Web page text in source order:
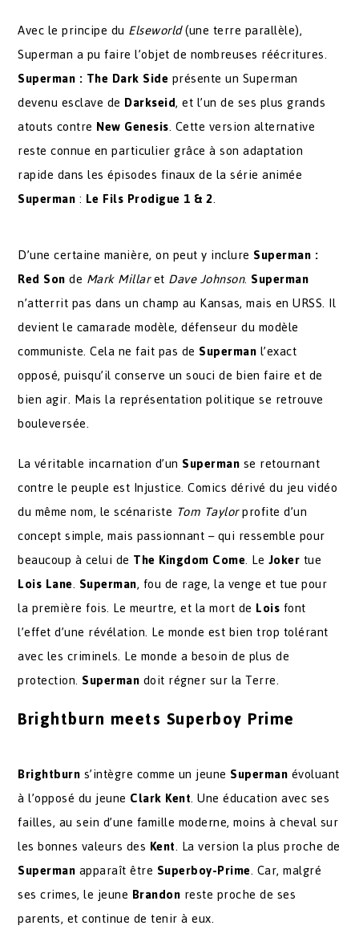
Avec le principe du Elseworld(une terre parallèle),
Superman a pu faire l’objet de nombreuses réécritures.
Superman : The Dark Sideprésente un Superman
devenu esclave de Darkseid, et l’un de ses plus grands
atouts contre New Genesis. Cette version alternative
reste connue en particulier grâce à son adaptation
rapide dans les épisodes finaux de la série animée
Superman: Le Fils Prodigue 1 & 2.
D’une certaine manière, on peut y inclure Superman :
Red Sonde Mark Millaret Dave Johnson. Superman
n’atterrit pas dans un champ au Kansas, mais en URSS. Il
devient le camarade modèle, défenseur du modèle
communiste. Cela ne fait pas de Supermanl’exact
opposé, puisqu’il conserve un souci de bien faire et de
bien agir. Mais la représentation politique se retrouve
bouleversée.
La véritable incarnation d’un Supermanse retournant
contre le peuple est Injustice. Comics dérivé du jeu vidéo
du même nom, le scénariste Tom Taylorprofite d’un
concept simple, mais passionnant – qui ressemble pour
beaucoup à celui de The Kingdom Come. Le Jokertue
Lois Lane. Superman, fou de rage, la venge et tue pour
la première fois. Le meurtre, et la mort de Loisfont
l’effet d’une révélation. Le monde est bien trop tolérant
avec les criminels. Le monde a besoin de plus de
protection. Supermandoit régner sur la Terre.
Brightburn meets Superboy Prime
Brightburns’intègre comme un jeune Supermanévoluant
à l’opposé du jeune Clark Kent. Une éducation avec ses
failles, au sein d’une famille moderne, moins à cheval sur
les bonnes valeurs des Kent. La version la plus proche de
Supermanapparaît être Superboy-Prime. Car, malgré
ses crimes, le jeune Brandon reste proche de ses
parents, et continue de tenir à eux.